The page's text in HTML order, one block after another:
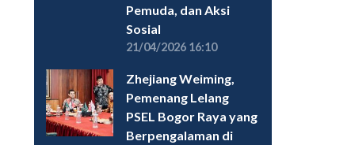
Pemuda, dan Aksi
Sosial
21/04/2026 16:10
Zhejiang Weiming,
Pemenang Lelang
PSEL Bogor Raya yang
Berpengalaman di